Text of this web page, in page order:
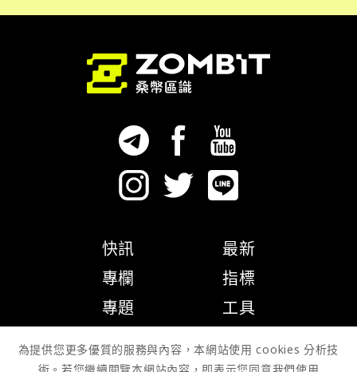
快訊
專欄
專題
最新
指標
工具
為提供您更多優質的服務與內容，本網站使用 cookies 分析技